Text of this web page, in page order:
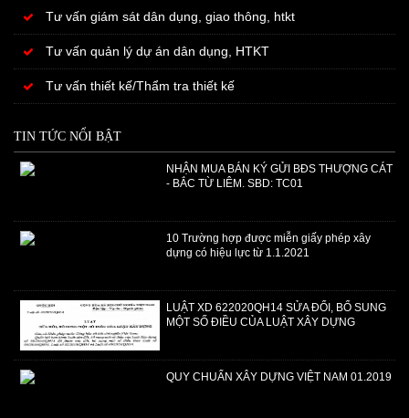
Tư vấn giám sát dân dụng, giao thông, htkt
Tư vấn quản lý dự án dân dụng, HTKT
Tư vấn thiết kế/Thẩm tra thiết kế
TIN TỨC NỔI BẬT
NHẬN MUA BÁN KÝ GỬI BĐS THƯỢNG CÁT
- BẮC TỪ LIÊM. SBD: TC01
​10 Trường hợp được miễn giấy phép xây
dựng có hiệu lực từ 1.1.2021
LUẬT XD 622020QH14 SỬA ĐỔI, BỔ SUNG
MỘT SỐ ĐIỀU CỦA LUẬT XÂY DỰNG
QUY CHUẨN XÂY DỰNG VIỆT NAM 01.2019